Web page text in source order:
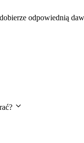
odpowiednią